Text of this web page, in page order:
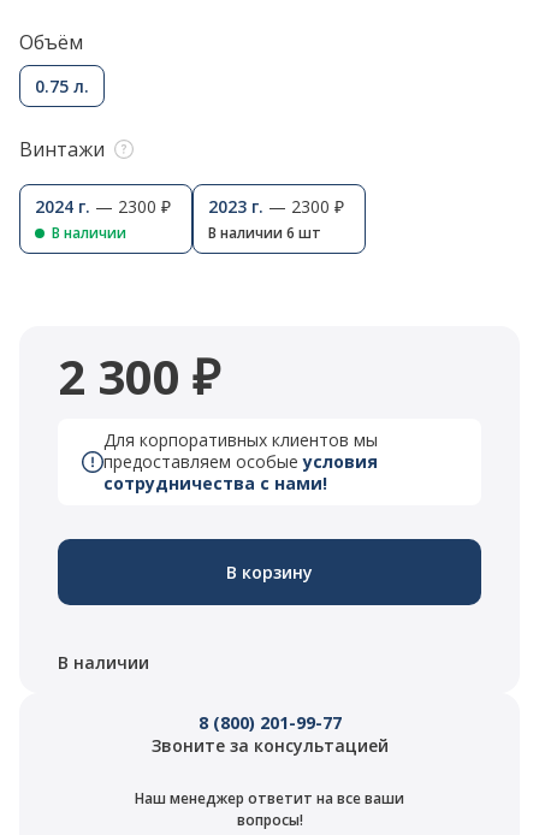
Объём
0.75 л.
Винтажи
2024 г. — 2300 ₽
В наличии
2023 г. — 2300 ₽
В наличии 6 шт
2 300 ₽
Для корпоративных клиентов мы
предоставляем особыеусловия
сотрудничества с нами!
В корзину
В наличии
8 (800) 201-99-77
Звоните за консультацией
Наш менеджер ответит на все ваши
вопросы!